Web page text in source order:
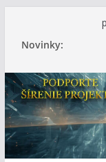
Novinky: